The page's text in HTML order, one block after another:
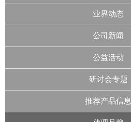
业界动态
公司新闻
公益活动
研讨会专题
推荐产品信息